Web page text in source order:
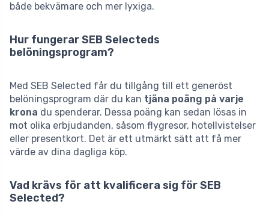
både bekvämare och mer lyxiga.
Hur fungerar SEB Selecteds
belöningsprogram?
Med SEB Selected får du tillgång till ett generöst
belöningsprogram där du kan tjäna poäng på varje
krona du spenderar. Dessa poäng kan sedan lösas in
mot olika erbjudanden, såsom flygresor, hotellvistelser
eller presentkort. Det är ett utmärkt sätt att få mer
värde av dina dagliga köp.
Vad krävs för att kvalificera sig för SEB
Selected?